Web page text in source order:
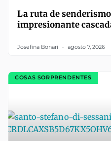
La ruta de
impresionante
Josefina Bonari agosto 7, 2026
COSAS SORPRENDENTES